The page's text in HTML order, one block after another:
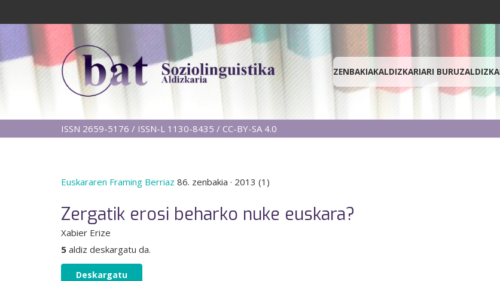
ZENBAKIAKALDIZKARIARI BURUZ
ISSN 2659-5176 / ISSN-L 1130-8435 / CC-BY-SA 4.0
Euskararen Framing Berriaz 86. zenbakia · 2013 (1)
Zergatik erosi beharko nuke euskara?
Xabier Erize
5 aldiz deskargatu da.
Deskargatu